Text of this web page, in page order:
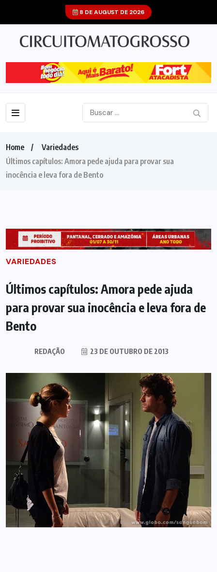
8 DE AUGUST DE 2026
Home
Variedades
Últimos capítulos: Amora pede ajuda para provar sua
inocência e leva fora de Bento
VARIEDADES
Últimos capítulos: Amora pede ajuda
para provar sua inocência e leva fora de
Bento
REDAÇÃO 23 DE OUTUBRO DE 2013